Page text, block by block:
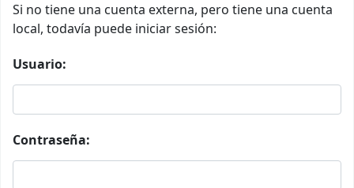
Si no tiene una cuenta externa, pero tiene una cuenta
local, todavía puede iniciar sesión:
Usuario:
Contraseña: